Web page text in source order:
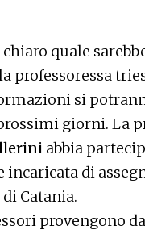
quale
professoressa
si
giorni. La
abbia
incaricata di
Catania.
provengono